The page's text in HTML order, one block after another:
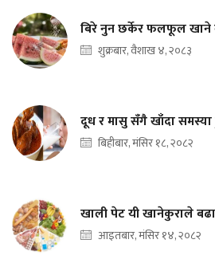
बिरे नुन छर्केर फलफूल खाने
शुक्रबार, वैशाख ४, २०८३
दूध र मासु सँगै खाँदा समस्या
बिहीबार, मंसिर १८, २०८२
खाली पेट यी खानेकुराले
आइतबार, मंसिर १४, २०८२